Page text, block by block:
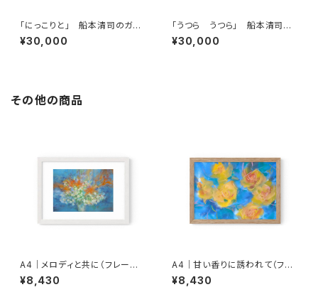
「にっこりと」 船本清司のガッ
シュ画
¥30,000
「うつら うつら」 船本清司の
ガッシュ画
¥30,000
その他の商品
A4｜メロディと共に（フレーム
あり）ジークレー版画
¥8,430
A4｜甘い香りに誘われて（フレ
ームあり）
¥8,430